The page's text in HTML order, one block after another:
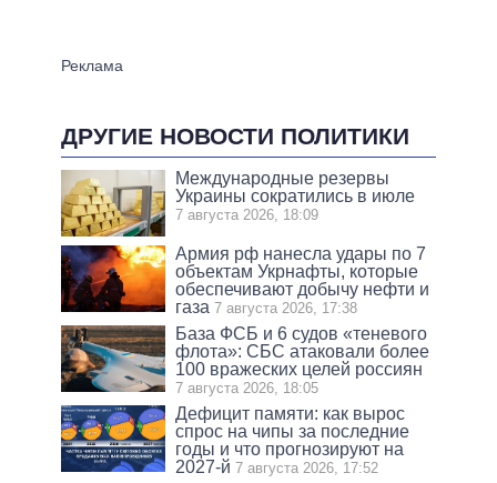
ДРУГИЕ НОВОСТИ ПОЛИТИКИ
Международные резервы
Украины сократились в июле
7 августа 2026, 18:09
Армия рф нанесла удары по 7
объектам Укрнафты, которые
обеспечивают добычу нефти и
газа 7 августа 2026, 17:38
База ФСБ и 6 судов «теневого
флота»: СБС атаковали более
100 вражеских целей россиян
7 августа 2026, 18:05
Дефицит памяти: как вырос
спрос на чипы за последние
годы и что прогнозируют на
2027-й 7 августа 2026, 17:52